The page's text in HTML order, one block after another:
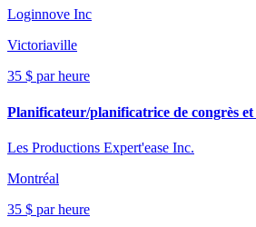
Loginnove Inc
Victoriaville
35 $ par heure
Planificateur/planificatrice de congrès et
Les Productions Expert'ease Inc.
Montréal
35 $ par heure